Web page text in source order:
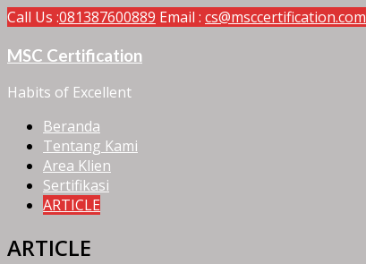
Call Us :081387600889 Email : cs@msccertification.com
MSC Certification
Habits of Excellent
Beranda
Tentang Kami
Area Klien
Sertifikasi
ARTICLE
ARTICLE